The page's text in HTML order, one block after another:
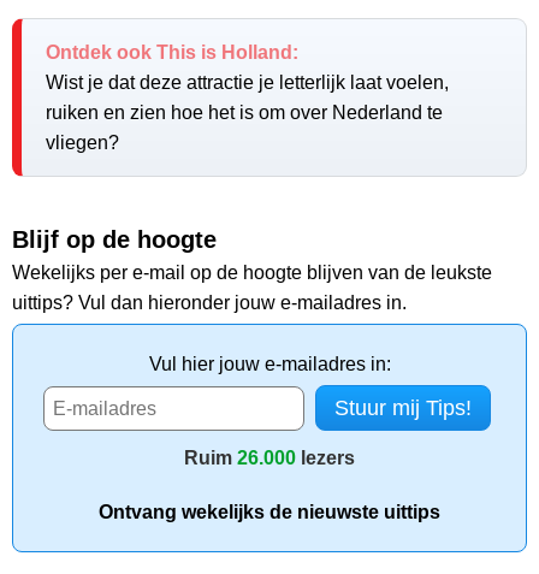
Ontdek ook This is Holland:
Wist je dat deze attractie je letterlijk laat voelen,
ruiken en zien hoe het is om over Nederland te
vliegen?
Blijf op de hoogte
Wekelijks per e-mail op de hoogte blijven van de leukste
uittips? Vul dan hieronder jouw e-mailadres in.
Vul hier jouw e-mailadres in:
Ruim 26.000 lezers
Ontvang wekelijks de nieuwste uittips